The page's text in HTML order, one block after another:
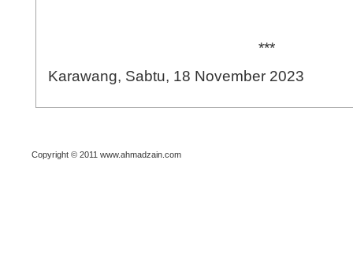
***
Karawang, Sabtu, 18 November 2023
Copyright © 2011 www.ahmadzain.com